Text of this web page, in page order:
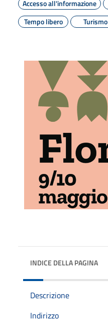
Accesso all'informazione
Tempo libero
Turismo
INDICE DELLA PAGINA
Descrizione
Indirizzo